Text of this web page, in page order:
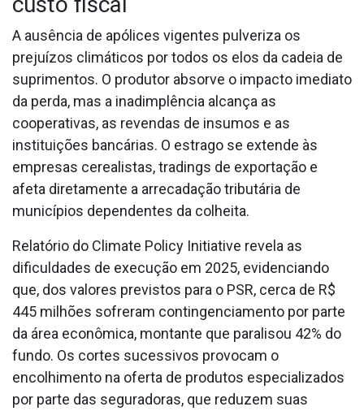
A ausência de apólices vigentes pulveriza os
prejuízos climáticos por todos os elos da cadeia de
suprimentos. O produtor absorve o impacto imediato
da perda, mas a inadimplência alcança as
cooperativas, as revendas de insumos e as
instituições bancárias. O estrago se extende às
empresas cerealistas, tradings de exportação e
afeta diretamente a arrecadação tributária de
municípios dependentes da colheita.
Relatório do Climate Policy Initiative revela as
dificuldades de execução em 2025, evidenciando
que, dos valores previstos para o PSR, cerca de R$
445 milhões sofreram contingenciamento por parte
da área econômica, montante que paralisou 42% do
fundo. Os cortes sucessivos provocam o
encolhimento na oferta de produtos especializados
por parte das seguradoras, que reduzem suas